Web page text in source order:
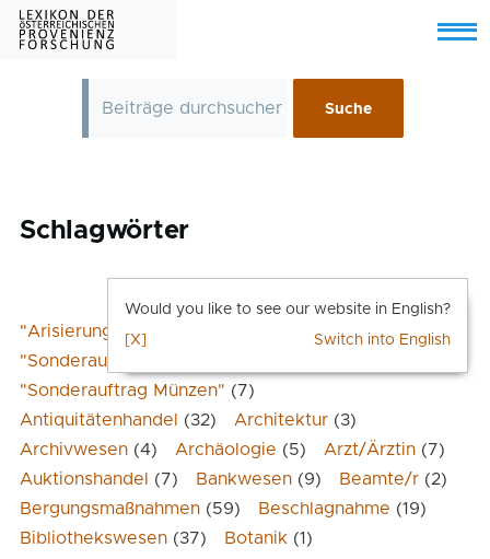
Skip to main content
Menu
Schlagwörter
"Arisierung" (47) "Führervorbehalt"
(7)
"Sonderauftrag Linz"
"Sonderauftrag Münzen" (7)
Antiquitätenhandel
(32) Architektur (3)
Archivwesen (4) Archäologie (5) Arzt/Ärztin (7)
Auktionshandel
(7) Bankwesen (9) Beamte/r (2)
Bergungsmaßnahmen (59) Beschlagnahme (19)
Bibliothekswesen (37) Botanik (1)
Would you like to see our website in English?
Switch into English
[X]